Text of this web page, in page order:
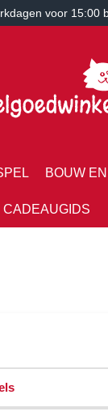
voor
BOUW
CADEAUGIDS